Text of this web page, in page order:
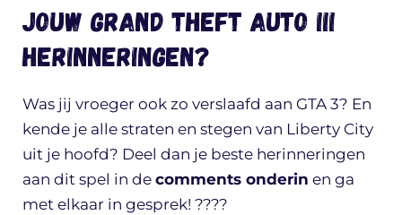
Jouw Grand Theft Auto III
herinneringen?
Was jij vroeger ook zo verslaafd aan GTA 3? En
kende je alle straten en stegen van Liberty City
uit je hoofd? Deel dan je beste herinneringen
aan dit spel in de comments onderin en ga
met elkaar in gesprek! ????